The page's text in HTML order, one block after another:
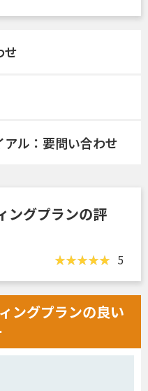
せ
アル：要問い合わせ
ングプランの評
5
ングプランの良い